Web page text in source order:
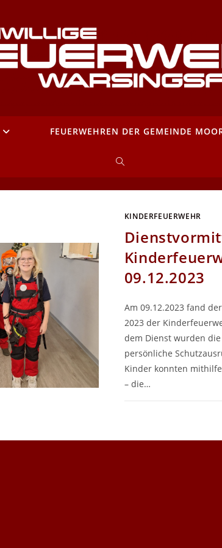
FEUERWEHREN DER GEMEINDE
WEBSITE-
SUCHE
UMSCHALTEN
KINDERFEUERWEHR
09.12.2023
Am 09.12.2023 fand
2023 der
dem Dienst wurden
persönliche
Kinder konnten
– die…